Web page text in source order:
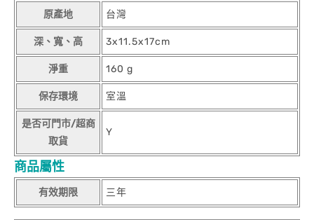
原產地 台灣
深、寬、高 3x11.5x17cm
淨重 160 g
保存環境 室溫
是否可門市/超商
取貨
Y
商品屬性
有效期限 三年